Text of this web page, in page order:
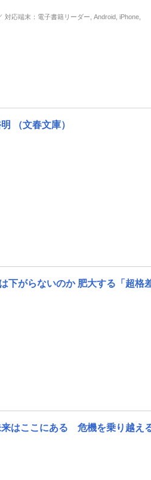
応端末：電子書籍リーダー, Android, iPhone,
（文春文庫）
下がらないのか 肥大する「超格
はここにある 危機を乗り越え